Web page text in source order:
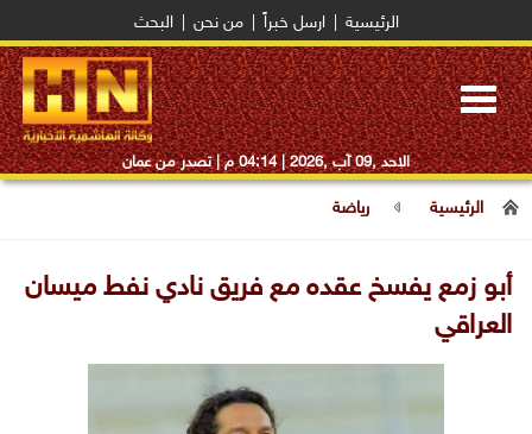
الرئيسية ارسل خبراً من نحن البحث
Toggle
navigation
الاحد ,09 آب ,2026 | 04:14 م | تصدر من عمان
الرئيسية رياضة
أبو زمع يفسخ عقده مع فريق نادي نفط ميسان
العراقي